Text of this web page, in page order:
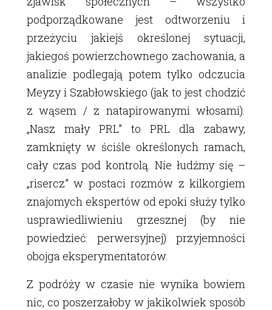
podporządkowane jest odtworzeniu i
przeżyciu jakiejś określonej sytuacji,
jakiegoś powierzchownego zachowania, a
analizie podlegają potem tylko odczucia
Meyzy i Szabłowskiego (jak to jest chodzić
z wąsem / z natapirowanymi włosami).
„Nasz mały PRL” to PRL dla zabawy,
zamknięty w ściśle określonych ramach,
cały czas pod kontrolą. Nie łudźmy się –
„risercz” w postaci rozmów z kilkorgiem
znajomych ekspertów od epoki służy tylko
usprawiedliwieniu grzesznej (by nie
powiedzieć: perwersyjnej) przyjemności
obojga eksperymentatorów.
Z podróży w czasie nie wynika bowiem
nic, co poszerzałoby w jakikolwiek sposób